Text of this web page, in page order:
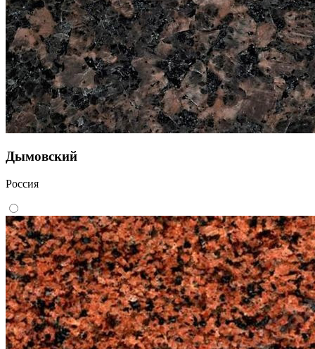
Дымовский
Россия